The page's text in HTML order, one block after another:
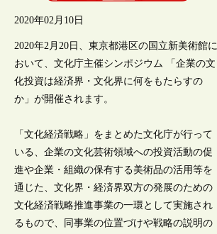
2020年02月10日
2020年2月20日、東京都港区の国立新美術館に
おいて、文化庁主催シンポジウム 「企業の文
化投資は経済界・文化界に何をもたらすの
か」が開催されます。
「文化経済戦略」をまとめた文化庁が行って
いる、企業の文化芸術領域への投資活動の促
進や企業・組織の保有する美術品の活用等を
通じた、文化界・経済界双方の発展のための
文化経済戦略推進事業の一環として実施され
るもので、同事業の位置づけや戦略の説明の